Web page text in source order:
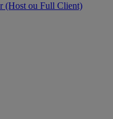
(Host ou Full Client)